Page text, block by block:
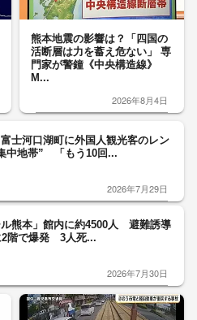
熊本地震の影響は？「四国の
活断層は力を蓄え危ない」 専
門家が警鐘《中央構造線》
M...
2026年8月4日
士河口湖町に外国人観光客のレン
中地帯” 「もう10回...
2026年7月29日
ル熊本」館内に約4500人 避難誘導
2階で爆発 3人死...
2026年7月30日